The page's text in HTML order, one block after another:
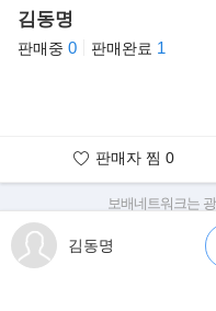
- 앞,뒤 브레이크
- 쿼츠 글래스 코팅
- 1인소유
- 정식출고
- 마그마오렌지 색
김동명
판매중 0 판매완료 1
판매자 찜 0
김동명
보배네트워크는
판매자가 직접 등록한 내용
차량 구매 시 차량등록
차대번호 조